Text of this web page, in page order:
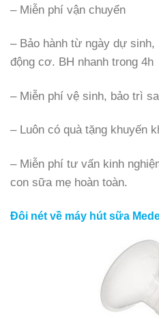
– Miễn phí vận chuyển
– Bảo hành từ ngày dự
động cơ. BH nhanh trong 4h
– Miễn phí vệ sinh, bảo trì
– Luôn có quà tặng khuyến
– Miễn phí tư vấn kinh
con sữa mẹ hoàn toàn.
Đôi nét về máy hút sữa